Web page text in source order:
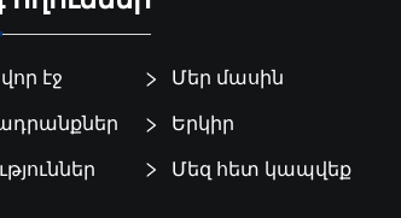
էջ
Մեր մասին
Երկիր
Մեզ հետ կապվեք